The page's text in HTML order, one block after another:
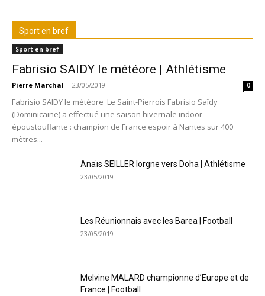
Sport en bref
Sport en bref
Fabrisio SAIDY le météore | Athlétisme
Pierre Marchal - 23/05/2019 0
Fabrisio SAIDY le météore Le Saint-Pierrois Fabrisio Saïdy
(Dominicaine) a effectué une saison hivernale indoor
époustouflante : champion de France espoir à Nantes sur 400
mètres...
Anaïs SEILLER lorgne vers Doha | Athlétisme
23/05/2019
Les Réunionnais avec les Barea | Football
23/05/2019
Melvine MALARD championne d’Europe et de
France | Football